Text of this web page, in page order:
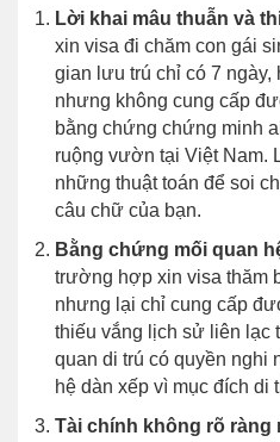
Lời khai mâu thuẫn và
xin visa đi chăm con gái
gian lưu trú chỉ có 7
nhưng không cung cấp
bằng chứng chứng minh
ruộng vườn tại Việt Nam.
những thuật toán để soi
câu chữ của bạn.
Bằng chứng mối quan
trường hợp xin visa thăm
nhưng lại chỉ cung cấp
thiếu vắng lịch sử liên lạc
quan di trú có quyền nghi
hệ dàn xếp vì mục đích di
Tài chính không rõ ràng